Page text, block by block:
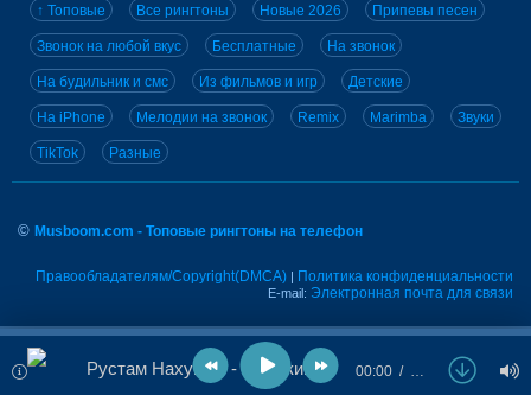
↑ Топовые Все рингтоны Новые 2026 Припевы песен
Звонок на любой вкус Бесплатные На звонок
На будильник и смс Из фильмов и игр Детские
На iPhone Мелодии на звонок Remix Marimba Звуки
TikTok Разные
© Musboom.com - Топовые рингтоны на телефон
Правообладателям/Copyright(DMCA) | Политика конфиденциальности
E-mail: Электронная почта для связи
Рустам Нахушев - Сладкий сон 00:00 …